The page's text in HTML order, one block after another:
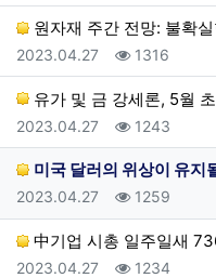
원자재 주간 전망: 불확
등록일
2023.04.27 조회
1316
유가 및 금 강세론, 5월
등록일
2023.04.27 조회
1243
미국 달러의 위상이 유지
등록일
2023.04.27 조회
1259
中기업 시총 일주일새
등록일
2023.04.27 조회
1234